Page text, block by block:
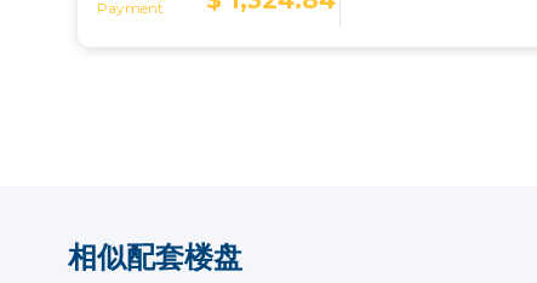
相似配套楼盘